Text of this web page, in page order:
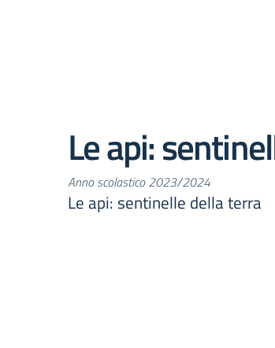
Le api:
Anno scolastico 2023/2024
Le api: sentinelle della terra